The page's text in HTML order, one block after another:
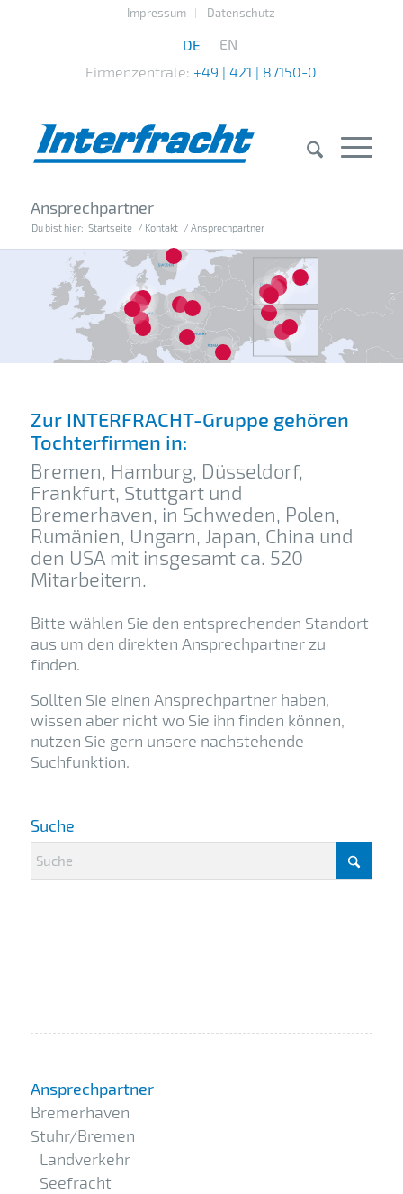
Impressum Datenschutz
Firmenzentrale: +49 | 421 | 87150-0
Ansprechpartner
Du bist hier: Startseite / Kontakt / Ansprechpartner
2
3
4
5
7
10
12 13
14
15
16
17
19
20
Zur INTERFRACHT-Gruppe gehören
Tochterfirmen in:
Bremen, Hamburg, Düsseldorf,
Frankfurt, Stuttgart und
Bremerhaven, in Schweden, Polen,
Rumänien, Ungarn, Japan, China und
den USA mit insgesamt ca. 520
Mitarbeitern.
Bitte wählen Sie den entsprechenden Standort
aus um den direkten Ansprechpartner zu
finden.
Sollten Sie einen Ansprechpartner haben,
wissen aber nicht wo Sie ihn finden können,
nutzen Sie gern unsere nachstehende
Suchfunktion.
Suche
Ansprechpartner
Bremerhaven
Stuhr/Bremen
Landverkehr
Seefracht